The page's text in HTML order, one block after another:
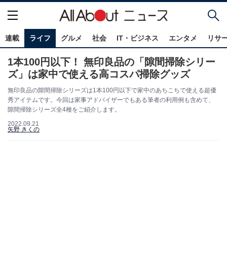
連載 ライフ グルメ 社会 IT・ビジネス エンタメ リサ
1本100円以下！ 無印良品の「隙間掃除シリー
ズ」は家中で使える高コスパ掃除グッズ
無印良品の隙間掃除シリーズは1本100円以下で家中のあちこちで使える超優
秀アイテムです。今回は家事アドバイザーでもある筆者の利用例も含めて、
隙間掃除シリーズ全4種をご紹介します。
2022.09.21
矢野 きくの